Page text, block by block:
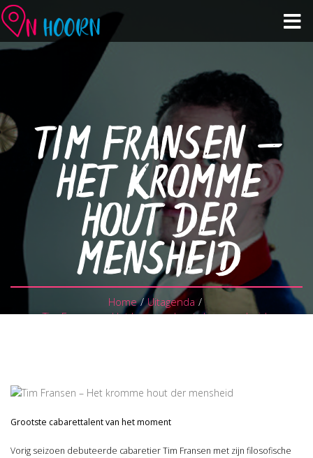
Zien & Doen
Winkelen & Horeca
Over Hoorn
Plan je bezoek
TIM FRANSEN –
HET KROMME
HOUT DER
MENSHEID
Home / Uitagenda /
Tim Fransen – Het kromme hout der mensheid
Grootste cabarettalent van het moment
Vorig seizoen debuteerde cabaretier Tim Fransen met zijn filosofische